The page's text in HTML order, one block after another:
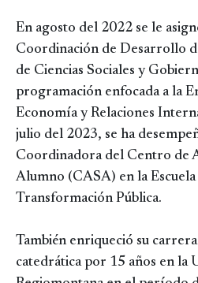
En agosto del 2022 se le
Coordinación de Desarrollo
de Ciencias Sociales y
programación enfocada a la
Economía y Relaciones
julio del 2023, se ha
Coordinadora del Centro de
Alumno (CASA) en la
Transformación Pública.
También enriqueció su
catedrática por 15 años en la